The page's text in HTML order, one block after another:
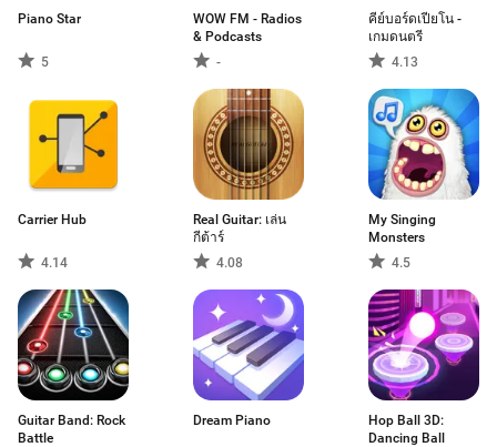
Piano Star
5
WOW FM - Radios
& Podcasts
-
คีย์บอร์ดเปียโน -
เกมดนตรี
4.13
Carrier Hub
4.14
Real Guitar: เล่น
กีต้าร์
4.08
My Singing
Monsters
4.5
Guitar Band: Rock
Battle
Dream Piano
Hop Ball 3D:
Dancing Ball